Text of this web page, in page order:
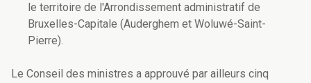
le territoire de l'Arrondissement administratif de
Bruxelles-Capitale (Auderghem et Woluwé-Saint-
Pierre).
Le Conseil des ministres a approuvé par ailleurs cinq